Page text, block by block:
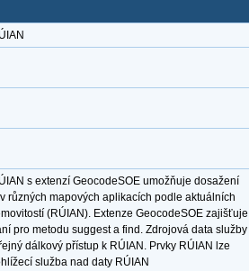
s extenzí GeocodeSOE umožňuje dosažení
různých mapových aplikacích podle aktuálních
(RÚIAN). Extenze GeocodeSOE zajišťuje
pro metodu suggest a find. Zdrojová data služby
dálkový přístup k RÚIAN. Prvky RÚIAN lze
služba nad daty RÚIAN